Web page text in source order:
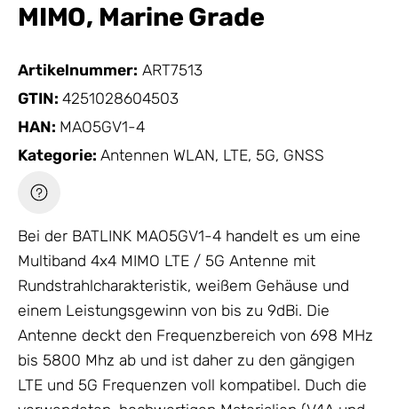
MIMO, Marine Grade
Artikelnummer: ART7513
GTIN: 4251028604503
HAN: MAO5GV1-4
Kategorie: Antennen WLAN, LTE, 5G, GNSS
Bei der BATLINK MAO5GV1-4 handelt es um eine
Multiband 4x4 MIMO LTE / 5G Antenne mit
Rundstrahlcharakteristik, weißem Gehäuse und
einem Leistungsgewinn von bis zu 9dBi. Die
Antenne deckt den Frequenzbereich von 698 MHz
bis 5800 Mhz ab und ist daher zu den gängigen
LTE und 5G Frequenzen voll kompatibel. Duch die